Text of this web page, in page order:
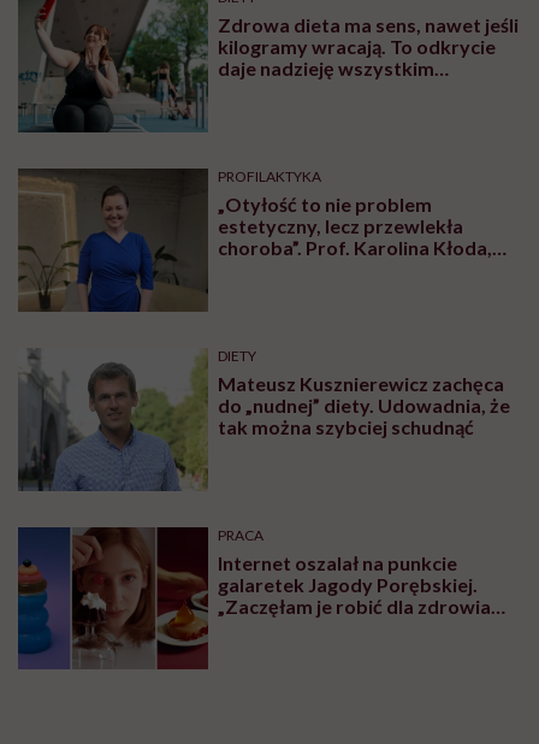
Zdrowa dieta ma sens, nawet jeśli
kilogramy wracają. To odkrycie
daje nadzieję wszystkim
PROFILAKTYKA
„Otyłość to nie problem
estetyczny, lecz przewlekła
choroba”. Prof. Karolina Kłoda,
DIETY
Mateusz Kusznierewicz zachęca
do „nudnej” diety. Udowadnia, że
tak można szybciej schudnąć
PRACA
Internet oszalał na punkcie
galaretek Jagody Porębskiej.
„Zaczęłam je robić dla zdrowia